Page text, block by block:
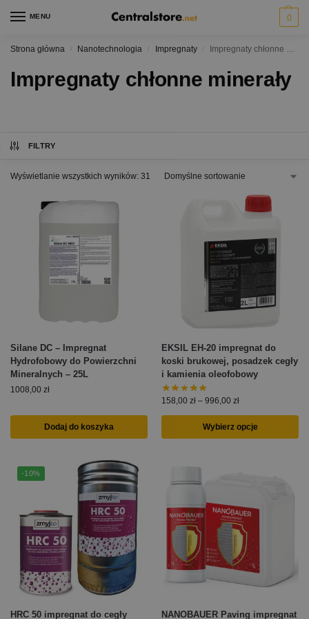
MENU 0
Strona główna / Nanotechnologia / Impregnaty Impregnaty chłonne minerały
Impregnaty chłonne minerały
FILTRY
Wyświetlanie wszystkich wyników: 31
Silane DC – Impregnat
Hydrofobowy do Powierzchni
Mineralnych – 25L
1008,00 zł
Dodaj do koszyka
EKSIL EH-20 impregnat do
koski brukowej, posadzek cegły
i kamienia oleofobowy
158,00 zł – 996,00 zł
Wybierz opcje
-10%
HRC 50 impregnat do cegły NANOBAUER Paving impregnat